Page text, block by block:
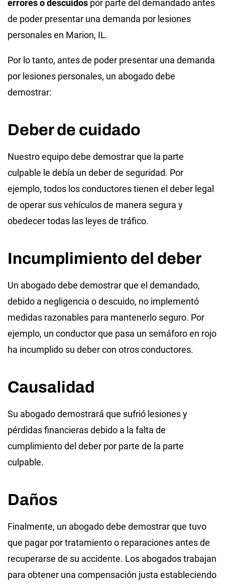
errores o descuidos por parte del demandado antes
de poder presentar una demanda por lesiones
personales en Marion, IL.
Por lo tanto, antes de poder presentar una demanda
por lesiones personales, un abogado debe
demostrar:
Deber de cuidado
Nuestro equipo debe demostrar que la parte
culpable le debía un deber de seguridad. Por
ejemplo, todos los conductores tienen el deber legal
de operar sus vehículos de manera segura y
obedecer todas las leyes de tráfico.
Incumplimiento del deber
Un abogado debe demostrar que el demandado,
debido a negligencia o descuido, no implementó
medidas razonables para mantenerlo seguro. Por
ejemplo, un conductor que pasa un semáforo en rojo
ha incumplido su deber con otros conductores.
Causalidad
Su abogado demostrará que sufrió lesiones y
pérdidas financieras debido a la falta de
cumplimiento del deber por parte de la parte
culpable.
Daños
Finalmente, un abogado debe demostrar que tuvo
que pagar por tratamiento o reparaciones antes de
recuperarse de su accidente. Los abogados trabajan
para obtener una compensación justa estableciendo